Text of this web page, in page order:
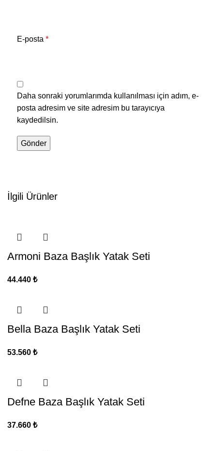
E-posta *
Daha sonraki yorumlarımda kullanılması için adım, e-
posta adresim ve site adresim bu tarayıcıya
kaydedilsin.
İlgili Ürünler
Armoni Baza Başlık Yatak Seti
44.440 ₺
Bella Baza Başlık Yatak Seti
53.560 ₺
Defne Baza Başlık Yatak Seti
37.660 ₺